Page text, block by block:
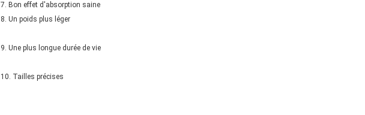
7. Bon effet d'absorption saine
8. Un poids plus léger
9. Une plus longue durée de vie
10. Tailles précises